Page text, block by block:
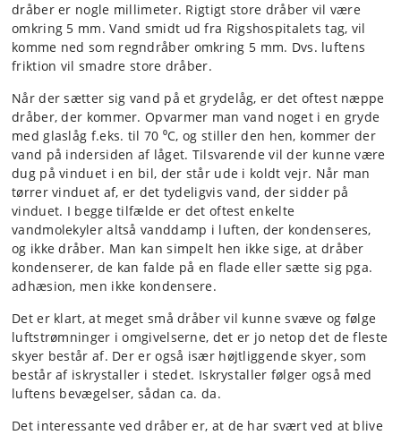
dråber er nogle millimeter. Rigtigt store dråber vil være
omkring 5 mm. Vand smidt ud fra Rigshospitalets tag, vil
komme ned som regndråber omkring 5 mm. Dvs. luftens
friktion vil smadre store dråber.
Når der sætter sig vand på et grydelåg, er det oftest næppe
dråber, der kommer. Opvarmer man vand noget i en gryde
med glaslåg f.eks. til 70 ⁰C, og stiller den hen, kommer der
vand på indersiden af låget. Tilsvarende vil der kunne være
dug på vinduet i en bil, der står ude i koldt vejr. Når man
tørrer vinduet af, er det tydeligvis vand, der sidder på
vinduet. I begge tilfælde er det oftest enkelte
vandmolekyler altså vanddamp i luften, der kondenseres,
og ikke dråber. Man kan simpelt hen ikke sige, at dråber
kondenserer, de kan falde på en flade eller sætte sig pga.
adhæsion, men ikke kondensere.
Det er klart, at meget små dråber vil kunne svæve og følge
luftstrømninger i omgivelserne, det er jo netop det de fleste
skyer består af. Der er også især højtliggende skyer, som
består af iskrystaller i stedet. Iskrystaller følger også med
luftens bevægelser, sådan ca. da.
Det interessante ved dråber er, at de har svært ved at blive